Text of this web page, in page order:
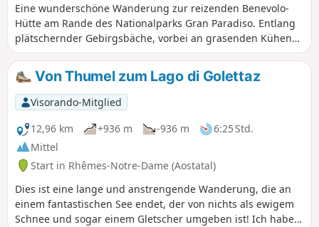
Eine wunderschöne Wanderung zur reizenden Benevolo-
Hütte am Rande des Nationalparks Gran Paradiso. Entlang
plätschernder Gebirgsbäche, vorbei an grasenden Kühen
und vielen Blumen, sogar Edelweiß!!! Parken Sie Ihr Auto in
Thumel und genießen Sie einen gemütlichen Hin- und
Rückweg.
Von Thumel zum Lago di Golettaz
Visorando-Mitglied
12,96 km
+936 m -936 m
6:25 Std.
Mittel
Start in Rhêmes-Notre-Dame (Aostatal)
Dies ist eine lange und anstrengende Wanderung, die an
einem fantastischen See endet, der von nichts als ewigem
Schnee und sogar einem Gletscher umgeben ist! Ich habe